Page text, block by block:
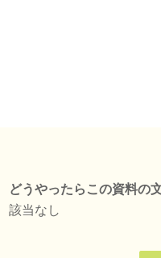
どうやったらこの資料の
該当なし